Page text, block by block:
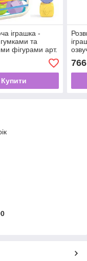
іграшка -
гумками та
фігурами арт.
Купити
766